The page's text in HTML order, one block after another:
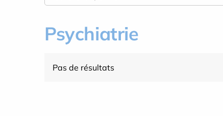
Psychiatrie
Pas de résultats